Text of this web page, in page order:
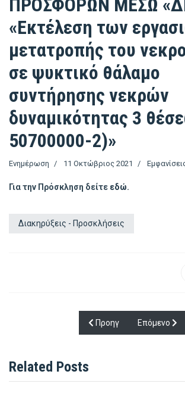
ΠΡΟΣΦΟΡΩΝ ΜΕΣΩ
«Εκτέλεση των
μετατροπής του
σε ψυκτικό θάλαμο
συντήρησης νεκρών
δυναμικότητας 3
50700000-2)»
Ενημέρωση 11 Οκτώβριος 2021
Για την Πρόσκληση δείτε εδώ.
Διακηρύξεις - Προσκλήσεις
Προηγούμενο άρθρο:
Προηγ Επόμενο
Επόμενο
Related Posts